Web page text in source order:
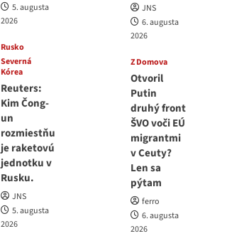
5. augusta
2026
Rusko
Severná
Kórea
Reuters:
Kim Čong-
un
rozmiestňu
je raketovú
jednotku v
Rusku.
JNS
5. augusta
2026
JNS
6. augusta
2026
Z Domova
Otvoril
Putin
druhý front
ŠVO voči EÚ
migrantmi
v Ceuty?
Len sa
pýtam
ferro
6. augusta
2026